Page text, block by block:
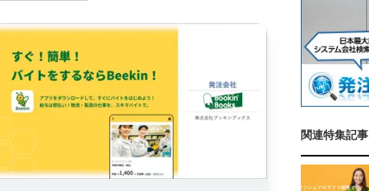
関連特集記事